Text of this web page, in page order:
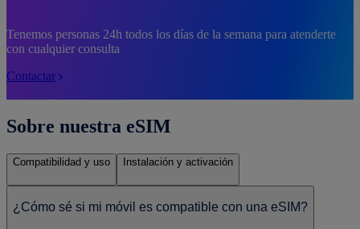
Tenemos personas 24h todos los días de la semana para atenderte
con cualquier consulta
Contactar
Sobre nuestra eSIM
Compatibilidad y uso Instalación y activación
¿Cómo sé si mi móvil es compatible con una eSIM?